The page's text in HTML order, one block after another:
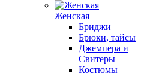
Женская
Бриджи
Брюки, тайсы
Джемпера и
Свитеры
Костюмы